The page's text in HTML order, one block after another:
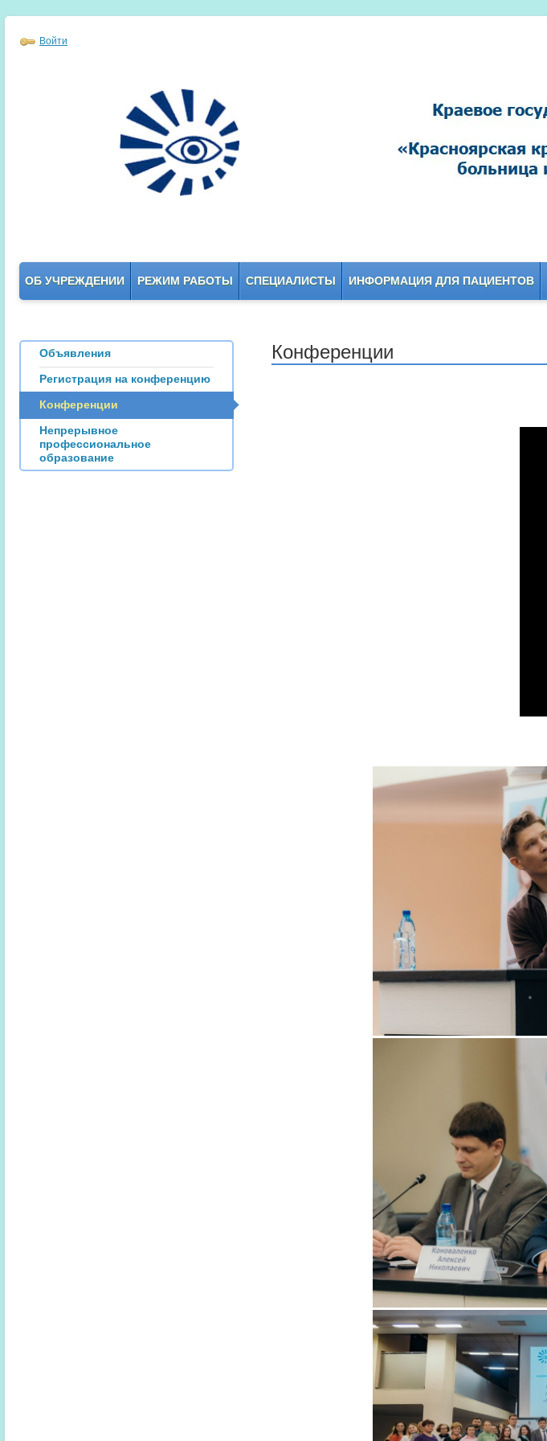
Войти
ОБ УЧРЕЖДЕНИИ РЕЖИМ РАБОТЫ СПЕЦИАЛИСТЫ ИНФОРМАЦИЯ ДЛЯ ПАЦИЕНТОВ
Объявления
Регистрация на конференцию
Конференции
Непрерывное
профессиональное
образование
Конференции